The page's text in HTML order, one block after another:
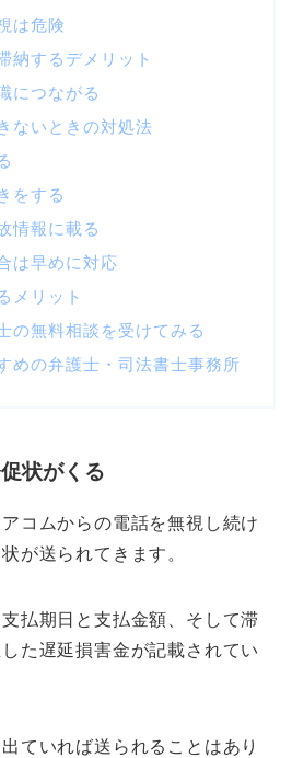
は危険
納するデメリット
につながる
ないときの対処法
をする
情報に載る
は早めに対応
メリット
の無料相談を受けてみる
めの弁護士・司法書士事務所
状がくる
コムからの電話を無視し続け
が送られてきます。
払期日と支払金額、そして滞
た遅延損害金が記載されてい
ていれば送られることはあり